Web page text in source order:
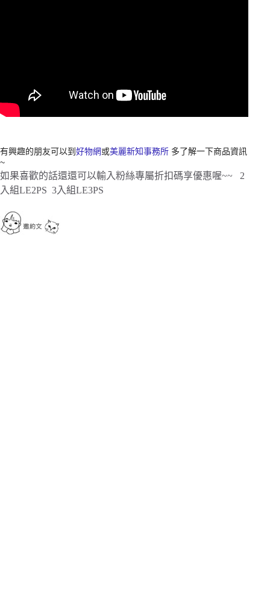
有興趣的朋友可以到 好物網或美麗新知事務所 多了解一下商品資訊
~
如果喜歡的話還還可以輸入粉絲專屬折扣碼享優惠喔~~ 2
入組LE2PS 3入組LE3PS